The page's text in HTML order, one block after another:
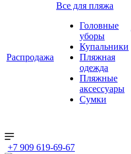
Распродажа
Все для пляжа
Головные
уборы
Купальники
Пляжная
одежда
Пляжные
аксессуары
Сумки
+7 909 619-69-67